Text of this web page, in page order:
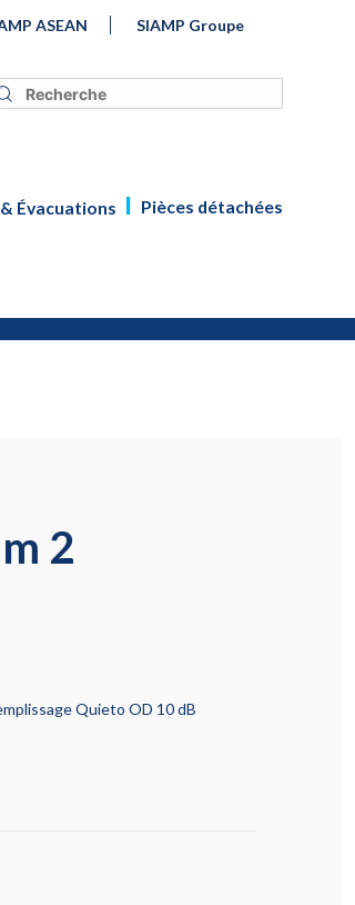
ASEAN SIAMP Groupe
Évacuations Pièces détachées
2
Quieto OD 10 dB